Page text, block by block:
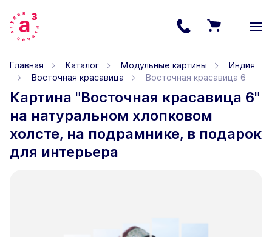
Главная Каталог Модульные картины
Индия
Восточная красавица
Восточная красавица 6
Картина "Восточная красавица 6"
на натуральном хлопковом
холсте, на подрамнике, в подарок
для интерьера